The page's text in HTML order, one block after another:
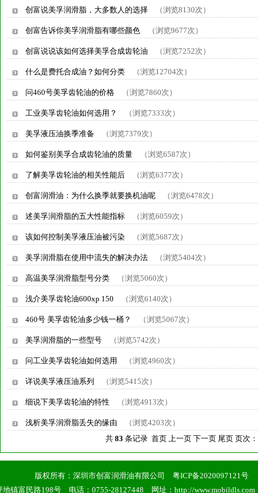
创富说美孚润滑脂，大多数人的选择 （浏览8130次）
创富告诉你美孚润滑脂有哪些颜色 （浏览9677次）
创富说说该如何选择美孚合成齿轮油 （浏览7252次）
什么是费托合成油？如何分类 （浏览12704次）
问460号美孚齿轮油的价格 （浏览7860次）
工业美孚齿轮油如何选用？ （浏览7333次）
美孚液压油换季准备 （浏览7379次）
如何鉴别美孚合成齿轮油的质量 （浏览6587次）
了解美孚齿轮油的相关性能后 （浏览6377次）
创富润滑油：为什么换季就要换机油呢 （浏览6478次）
述美孚润滑脂的五大性能指标 （浏览6059次）
该如何控制美孚液压油被污染 （浏览5687次）
美孚润滑脂在使用中流失的解决办法 （浏览5404次）
高温美孚润滑脂型号分类 （浏览5060次）
浅介美孚齿轮油600xp 150 （浏览6140次）
460号 美孚齿轮油多少钱一桶？ （浏览5067次）
美孚润滑脂的一些型号 （浏览5742次）
问工业美孚齿轮油如何选用 （浏览4960次）
详说美孚液压油系列 （浏览5415次）
细说下美孚齿轮油的特性 （浏览4913次）
浅析美孚润滑脂丢失的缘由
（浏览4203次）
共 83 条记录 首页 上一页 下一页 尾页 页次：
版权所有：深圳市创富润滑油有限公司 粤ICP备2020097121号
地镇富民路198号 电话：0755-28127448 网址：http://www.mobildls.com